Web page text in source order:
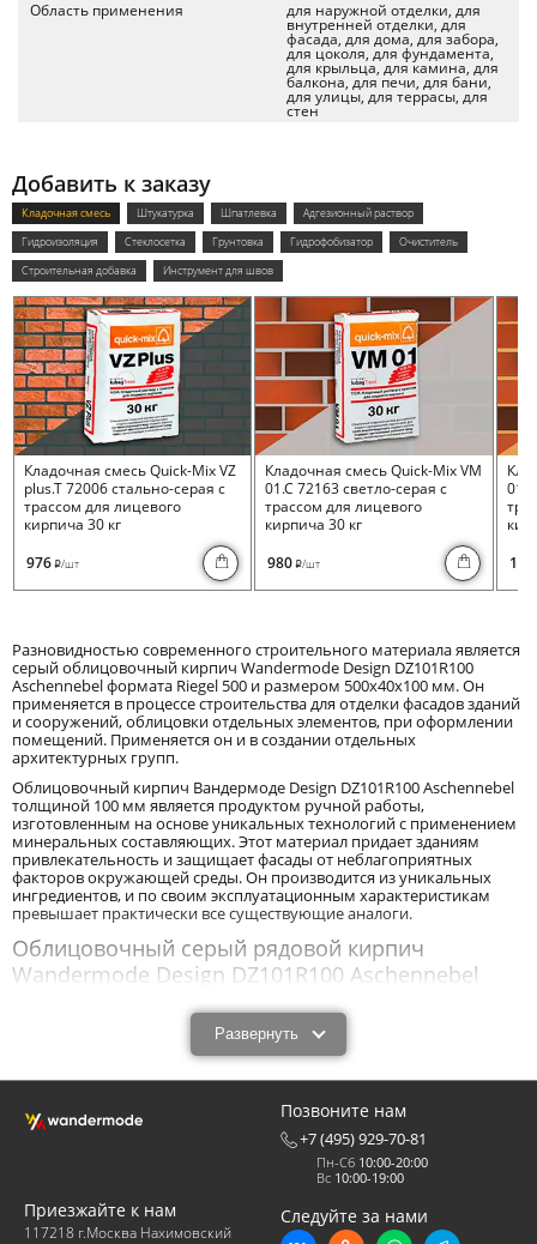
Область применения
для наружной отделки, для
внутренней отделки, для
фасада, для дома, для забора,
для цоколя, для фундамента,
для крыльца, для камина, для
балкона, для печи, для бани,
для улицы, для террасы, для
стен
Добавить к заказу
Кладочная смесь Штукатурка Шпатлевка
Адгезионный раствор
Гидроизоляция
Стеклосетка Грунтовка Гидрофобизатор
Очиститель
Строительная добавка
Инструмент для швов
Кладочная смесь Quick-Mix VZ
plus.T 72006 стально-серая с
трассом для лицевого
кирпича 30 кг
976 i/шт
Кладочная смесь Quick-Mix VM
01.C 72163 светло-серая с
трассом для лицевого
кирпича 30 кг
980 i/шт
01.I
Разновидностью современного строительного материала является
серый облицовочный кирпич Wandermode Design DZ101R100
Aschennebel формата Riegel 500 и размером 500x40x100 мм. Он
применяется в процессе строительства для отделки фасадов зданий
и сооружений, облицовки отдельных элементов, при оформлении
помещений. Применяется он и в создании отдельных
архитектурных групп.
Облицовочный кирпич Вандермоде Design DZ101R100 Aschennebel
толщиной 100 мм является продуктом ручной работы,
изготовленным на основе уникальных технологий с применением
минеральных составляющих. Этот материал придает зданиям
привлекательность и защищает фасады от неблагоприятных
факторов окружающей среды. Он производится из уникальных
ингредиентов, и по своим эксплуатационным характеристикам
превышает практически все существующие аналоги.
Облицовочный серый рядовой кирпич
Wandermode Design DZ101R100 Aschennebel
размером 500x40x100 мм: характеристики и
Облицовочный серый рядовой кирпич Wandermode Design
DZ101R100 Aschennebel размером 500x40x100 мм - новый с
эксплуатационными характеристиками. Облицовочный кирпич
Вандермоде Design DZ101R100 Aschennebel толщиной 100 мм
обладает прочностью, износоустойчивостью, низкими
показателями влагопоглощения, морозоустойчивостью,
устойчивостью к высоким, низким температурам, резким
перепадам температур. Он имеет высокие звукоизолирующие
свойства, низкую теплопроводность, и длительное время сохраняет
Развернуть
Позвоните нам
+7 (495) 929-70-81
Пн-Сб 10:00-20:00
Вс 10:00-19:00
Приезжайте к нам
117218 г.Москва Нахимовский
Следуйте за нами